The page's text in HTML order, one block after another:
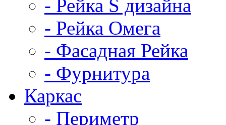
- Рейка S дизайна
- Рейка Омега
- Фасадная Рейка
- Фурнитура
Каркас
- Периметр